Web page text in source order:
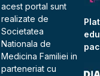
acest portal sunt
realizate de
Societatea
Nationala de
Medicina Familiei in
parteneriat cu